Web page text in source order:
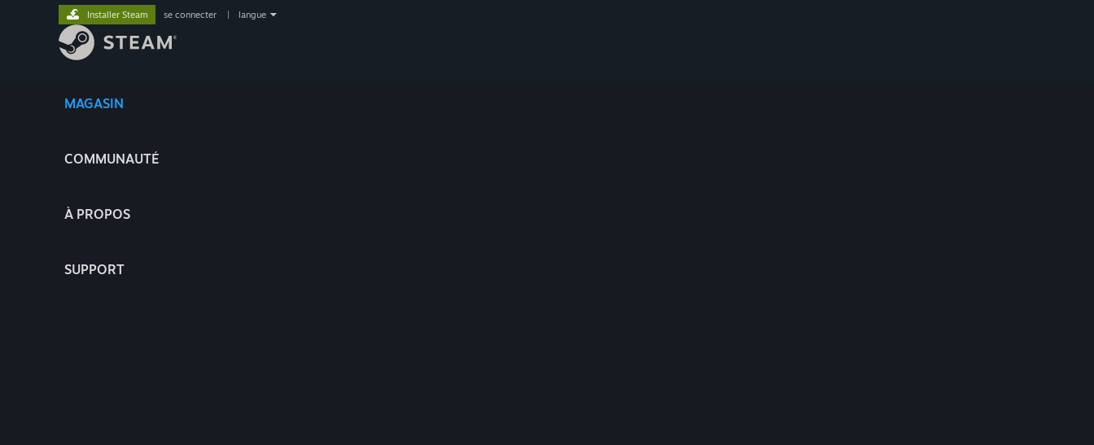
MAGASIN
COMMUNAUTÉ
À PROPOS
SUPPORT
Installer Steam se connecter langue